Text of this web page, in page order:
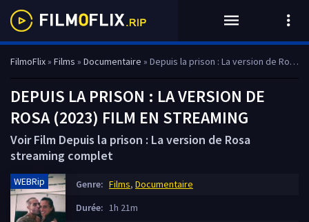
FilmoFlix» Films » Documentaire » Depuis la prison : La version de Rosa
DEPUIS LA PRISON : LA VERSION DE
ROSA (2023) FILM EN STREAMING
Voir Film Depuis la prison : La version de Rosa
streaming complet
WEBRip Genre: Films, Documentaire
Durée: 1h 21m